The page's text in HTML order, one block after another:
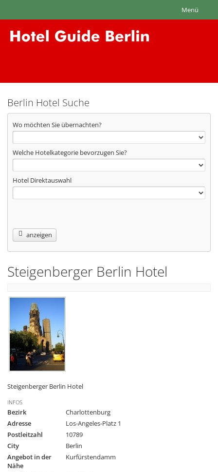
Menü
Berlin Hotel Suche
Wo möchten Sie übernachten?
Welche Hotelkategorie bevorzugen Sie?
Hotel Direktauswahl
anzeigen
Steigenberger Berlin Hotel
Steigenberger Berlin Hotel
INFOS
Bezirk
Charlottenburg
Adresse
Los-Angeles-Platz 1
Postleitzahl
10789
City
Berlin
Angebot in der
Nähe
Kurfürstendamm